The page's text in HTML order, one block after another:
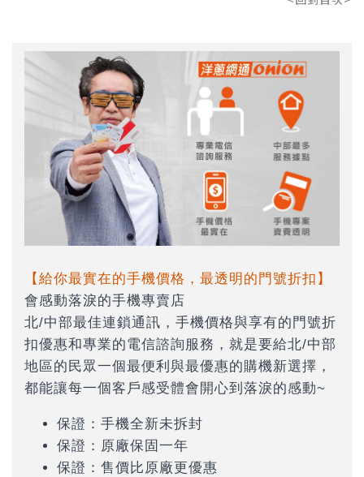
【給你最實在的手機價格，最透明的門號折扣】
會感動落淚的手機專賣店
北/中部最佳連鎖通訊，手機價格與享有的門號折
扣優惠和專業的電信諮詢服務，就是要給北/中部
地區的民眾一個最便利與最優惠的購機新選擇，
都能讓每一個客戶感受體會開心到落淚的感動~
保證：手機全新未拆封
保證：原廠保固一年
保證：售價比原廠更優惠